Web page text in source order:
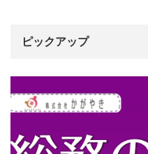
ピックアップ